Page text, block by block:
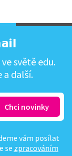
světě edu.
a další.
vám posílat
se zpracováním